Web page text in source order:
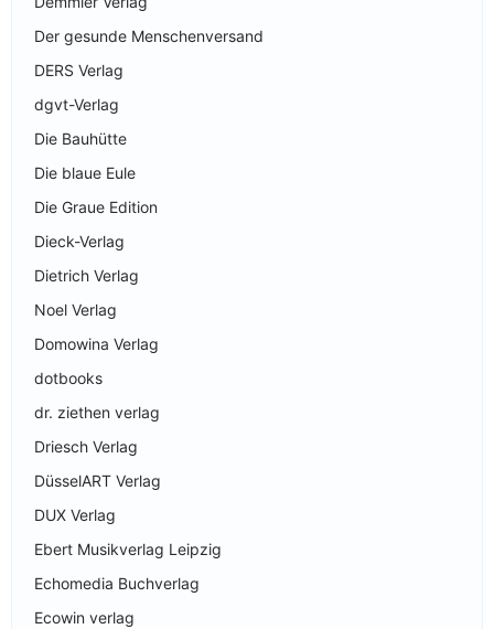
Der gesunde Menschenversand
DERS Verlag
dgvt-Verlag
Die Bauhütte
Die blaue Eule
Die Graue Edition
Dieck-Verlag
Dietrich Verlag
Noel Verlag
Domowina Verlag
dotbooks
dr. ziethen verlag
Driesch Verlag
DüsselART Verlag
DUX Verlag
Ebert Musikverlag Leipzig
Echomedia Buchverlag
Ecowin verlag